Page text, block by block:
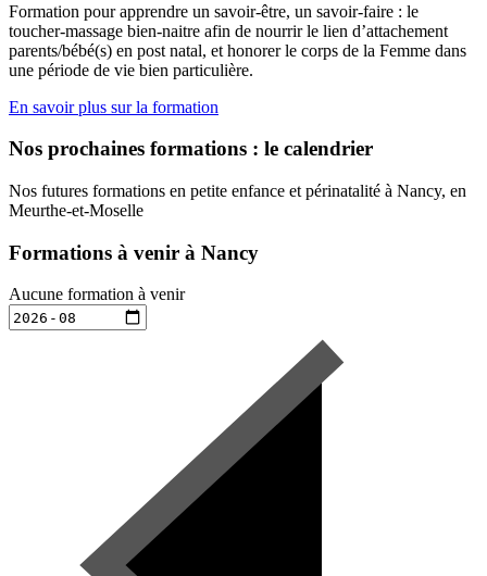
Formation pour apprendre un savoir-être, un savoir-faire : le
toucher-massage bien-naitre afin de nourrir le lien d’attachement
parents/bébé(s) en post natal, et honorer le corps de la Femme dans
une période de vie bien particulière.
En savoir plus sur la formation
Nos prochaines formations : le calendrier
Nos futures formations en petite enfance et périnatalité à Nancy, en
Meurthe-et-Moselle
Formations à venir à Nancy
Aucune formation à venir